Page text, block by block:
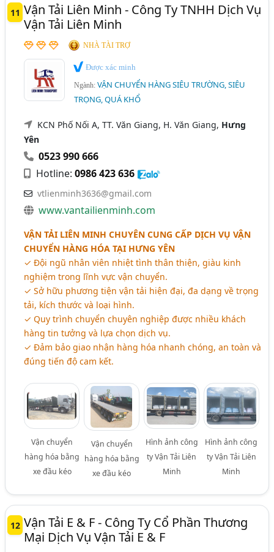
11 Vận Tải Liên Minh - Công Ty TNHH Dịch Vụ
Vận Tải Liên Minh
NHÀ TÀI TRỢ
Được xác minh
Ngành:VẬN CHUYỂN HÀNG SIÊU TRƯỜNG, SIÊU
TRỌNG, QUÁ KHỔ
KCN Phố Nối A, TT. Văn Giang, H. Văn Giang, Hưng
Yên
0523 990 666
Hotline:0986 423 636
vtlienminh3636@gmail.com
www.vantailienminh.com
VẬN TẢI LIÊN MINH CHUYÊN CUNG CẤP DỊCH VỤ VẬN
CHUYỂN HÀNG HÓA TẠI HƯNG YÊN
✓ Đội ngũ nhân viên nhiệt tình thân thiện, giàu kinh
nghiệm trong lĩnh vực vận chuyển.
✓ Sở hữu phương tiện vận tải hiện đại, đa dạng về trọng
tải, kích thước và loại hình.
✓ Quy trình chuyển chuyên nghiệp được nhiều khách
hàng tin tưởng và lựa chọn dịch vụ.
✓ Đảm bảo giao nhận hàng hóa nhanh chóng, an toàn và
đúng tiến độ cam kết.
Vận chuyển
hàng hóa bằng
xe đầu kéo
Vận chuyển
hàng hóa bằng
xe đầu kéo
Hình ảnh công
ty Vận Tải Liên
Minh
Hình ảnh công
ty Vận Tải Liên
Minh
12 Vận Tải E & F - Công Ty Cổ Phần Thương
Mại Dịch Vụ Vận Tải E & F